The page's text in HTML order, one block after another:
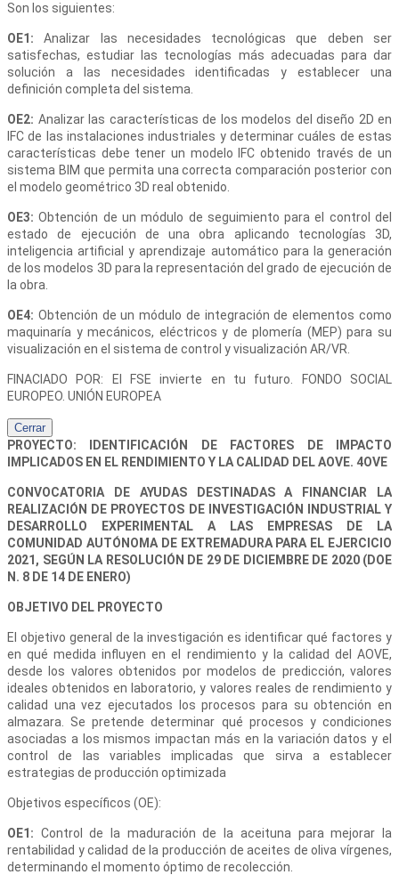
Son los siguientes:
OE1: Analizar las necesidades tecnológicas que deben ser
satisfechas, estudiar las tecnologías más adecuadas para dar
solución a las necesidades identificadas y establecer una
definición completa del sistema.
OE2: Analizar las características de los modelos del diseño 2D en
IFC de las instalaciones industriales y determinar cuáles de estas
características debe tener un modelo IFC obtenido través de un
sistema BIM que permita una correcta comparación posterior con
el modelo geométrico 3D real obtenido.
OE3: Obtención de un módulo de seguimiento para el control del
estado de ejecución de una obra aplicando tecnologías 3D,
inteligencia artificial y aprendizaje automático para la generación
de los modelos 3D para la representación del grado de ejecución de
la obra.
OE4: Obtención de un módulo de integración de elementos como
maquinaría y mecánicos, eléctricos y de plomería (MEP) para su
visualización en el sistema de control y visualización AR/VR.
FINACIADO POR: El FSE invierte en tu futuro. FONDO SOCIAL
EUROPEO. UNIÓN EUROPEA
Cerrar
PROYECTO: IDENTIFICACIÓN DE FACTORES DE IMPACTO
IMPLICADOS EN EL RENDIMIENTO Y LA CALIDAD DEL AOVE. 4OVE
CONVOCATORIA DE AYUDAS DESTINADAS A FINANCIAR LA
REALIZACIÓN DE PROYECTOS DE INVESTIGACIÓN INDUSTRIAL Y
DESARROLLO EXPERIMENTAL A LAS EMPRESAS DE LA
COMUNIDAD AUTÓNOMA DE EXTREMADURA PARA EL EJERCICIO
2021, SEGÚN LA RESOLUCIÓN DE 29 DE DICIEMBRE DE 2020 (DOE
N. 8 DE 14 DE ENERO)
OBJETIVO DEL PROYECTO
El objetivo general de la investigación es identificar qué factores y
en qué medida influyen en el rendimiento y la calidad del AOVE,
desde los valores obtenidos por modelos de predicción, valores
ideales obtenidos en laboratorio, y valores reales de rendimiento y
calidad una vez ejecutados los procesos para su obtención en
almazara. Se pretende determinar qué procesos y condiciones
asociadas a los mismos impactan más en la variación datos y el
control de las variables implicadas que sirva a establecer
estrategias de producción optimizada
Objetivos específicos (OE):
OE1: Control de la maduración de la aceituna para mejorar la
rentabilidad y calidad de la producción de aceites de oliva vírgenes,
determinando el momento óptimo de recolección.